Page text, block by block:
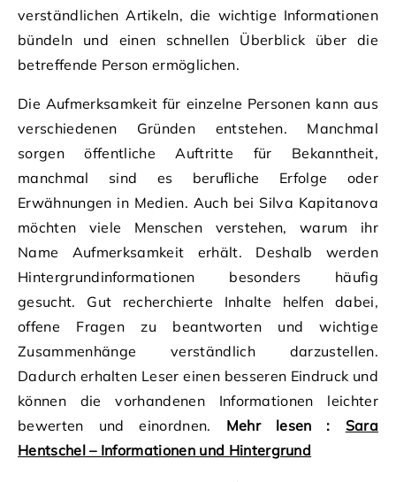
verständlichen Artikeln, die wichtige Informationen
bündeln und einen schnellen Überblick über die
betreffende Person ermöglichen.
Die Aufmerksamkeit für einzelne Personen kann aus
verschiedenen Gründen entstehen. Manchmal
sorgen öffentliche Auftritte für Bekanntheit,
manchmal sind es berufliche Erfolge oder
Erwähnungen in Medien. Auch bei Silva Kapitanova
möchten viele Menschen verstehen, warum ihr
Name Aufmerksamkeit erhält. Deshalb werden
Hintergrundinformationen besonders häufig
gesucht. Gut recherchierte Inhalte helfen dabei,
offene Fragen zu beantworten und wichtige
Zusammenhänge verständlich darzustellen.
Dadurch erhalten Leser einen besseren Eindruck und
können die vorhandenen Informationen leichter
bewerten und einordnen. Mehr lesen : Sara
Hentschel – Informationen und Hintergrund